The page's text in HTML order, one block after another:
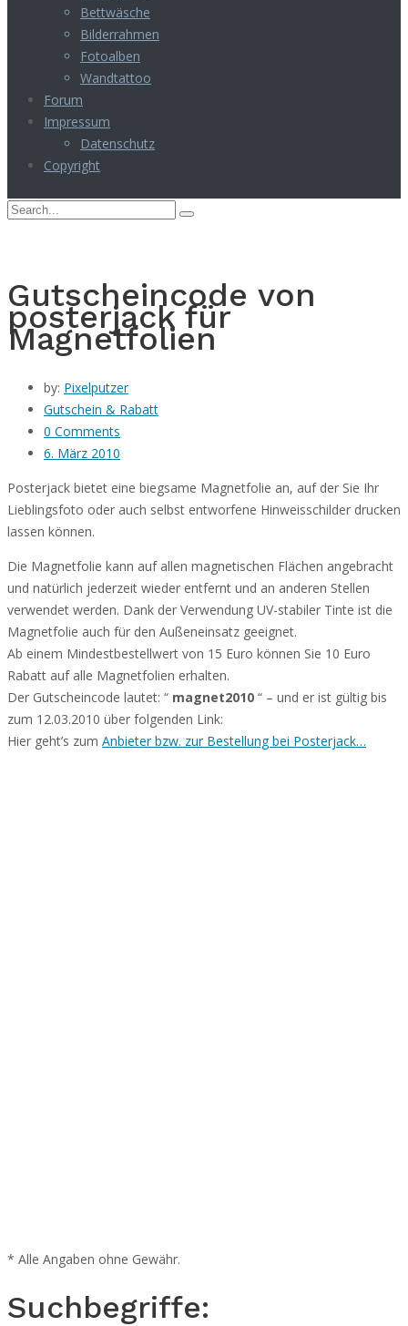
Bettwäsche
Bilderrahmen
Fotoalben
Wandtattoo
Forum
Impressum
Datenschutz
Copyright
Gutscheincode von
posterjack für
Magnetfolien
by: Pixelputzer
Gutschein & Rabatt
0 Comments
6. März 2010
Posterjack bietet eine biegsame Magnetfolie an, auf der Sie Ihr
Lieblingsfoto oder auch selbst entworfene Hinweisschilder drucken
lassen können.
Die Magnetfolie kann auf allen magnetischen Flächen angebracht
und natürlich jederzeit wieder entfernt und an anderen Stellen
verwendet werden. Dank der Verwendung UV-stabiler Tinte ist die
Magnetfolie auch für den Außeneinsatz geeignet.
Ab einem Mindestbestellwert von 15 Euro können Sie 10 Euro
Rabatt auf alle Magnetfolien erhalten.
Der Gutscheincode lautet: “ magnet2010 “ – und er ist gültig bis
zum 12.03.2010 über folgenden Link:
Hier geht’s zum Anbieter bzw. zur Bestellung bei Posterjack…
* Alle Angaben ohne Gewähr.
Suchbegriffe: